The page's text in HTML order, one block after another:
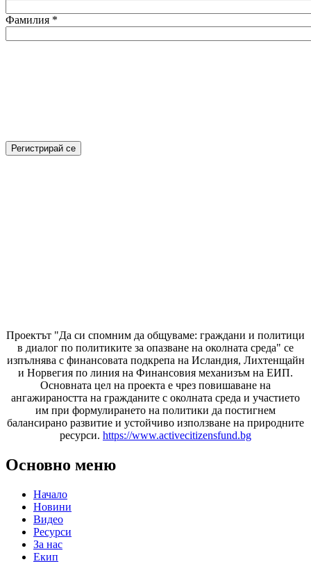
Фамилия *
Проектът "Да си спомним да общуваме: граждани и политици
в диалог по политиките за опазване на околната среда" се
изпълнява с финансовата подкрепа на Исландия, Лихтенщайн
и Норвегия по линия на Финансовия механизъм на ЕИП.
Основната цел на проекта е чрез повишаване на
ангажираността на гражданите с околната среда и участието
им при формулирането на политики да постигнем
балансирано развитие и устойчиво използване на природните
ресурси. https://www.activecitizensfund.bg
Основно меню
Начало
Новини
Видео
Ресурси
За нас
Екип